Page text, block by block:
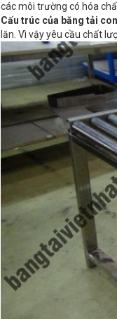
các môi trường có hóa
Cấu trúc của băng tải
lăn. Vì vậy yêu cầu chất